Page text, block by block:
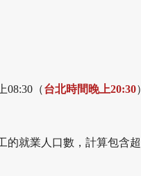
08:30（台北時間晚上20:30
就業人口數，計算包含超